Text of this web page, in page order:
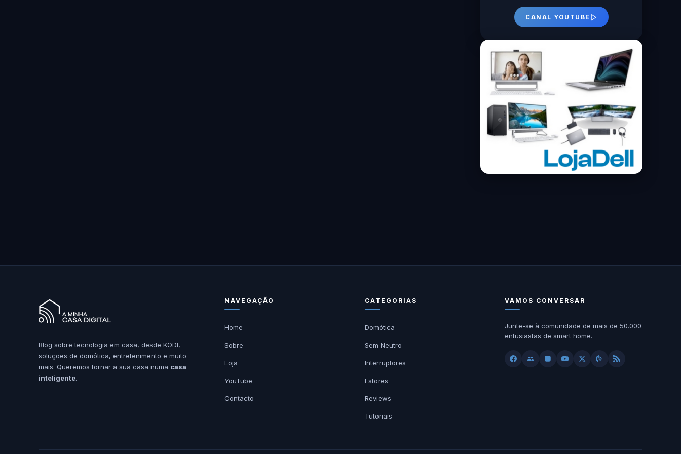
CANAL YOUTUBE
Blog sobre tecnologia em casa, desde KODI,
soluções de domótica, entretenimento e muito
mais. Queremos tornar a sua casa numa casa
inteligente.
NAVEGAÇÃO
Home
Sobre
Loja
YouTube
Contacto
CATEGORIAS
Domótica
Sem Neutro
Interruptores
Estores
Reviews
Tutoriais
VAMOS CONVERSAR
Junte-se à comunidade de mais de 50.000
entusiastas de smart home.